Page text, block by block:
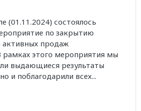
(01.11.2024) состоялось
по закрытию
активных продаж
рамках этого мероприятия мы
выдающиеся результаты
и поблагодарили всех...